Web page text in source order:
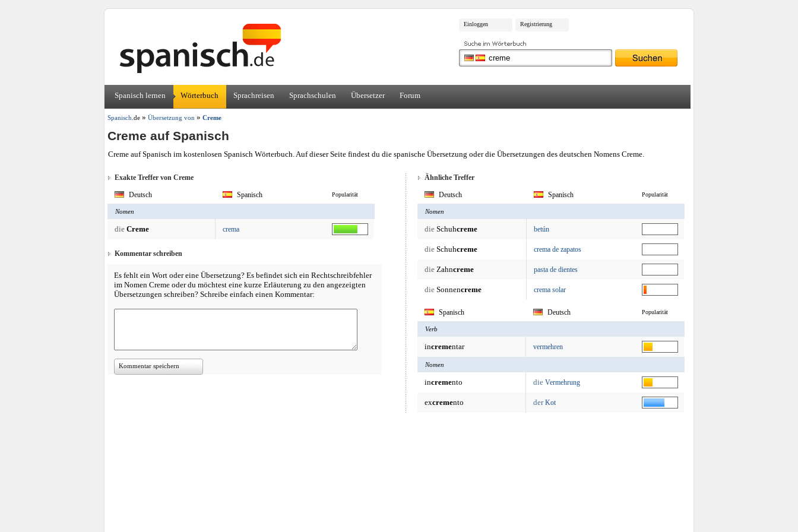
Einloggen Registrierung
Spanisch lernen Wörterbuch Sprachreisen Sprachschulen Übersetzer Forum
Spanisch .de » Übersetzung von » Creme
Creme auf Spanisch
Creme auf Spanisch im kostenlosen Spanisch Wörterbuch. Auf dieser Seite findest du die spanische Übersetzung oder die Übersetzungen des deutschen Nomens Creme.
Exakte Treffer von Creme
Deutsch Spanisch Popularität
Nomen
die Creme crema
Kommentar schreiben
Es fehlt ein Wort oder eine Übersetzung? Es befindet sich ein Rechtschreibfehler
im Nomen Creme oder du möchtest eine kurze Erläuterung zu den angezeigten
Übersetzungen schreiben? Schreibe einfach einen Kommentar:
Kommentar speichern
Ähnliche Treffer
Deutsch Spanisch Popularität
Nomen
dieSchuhcreme betún
dieSchuhcreme crema de zapatos
dieZahncreme pasta de dientes
dieSonnencreme crema solar
Spanisch Deutsch Popularität
Verb
incrementar vermehren
Nomen
incremento dieVermehrung
excremento derKot